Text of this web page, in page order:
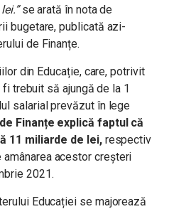
se arată în nota de
bugetare, publicată azi-
de Finanțe.
din Educație, care, potrivit
trebuit să ajungă de la 1
salarial prevăzut în lege
Finanțe explică faptul că
11 miliarde de lei,respectiv
amânarea acestor creșteri
2021.
Educației se majorează